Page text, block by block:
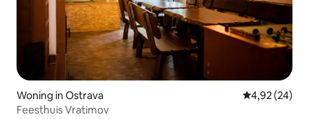
Woning in Ostrava Gemiddelde
4,92 (24)
Feesthuis Vratimov